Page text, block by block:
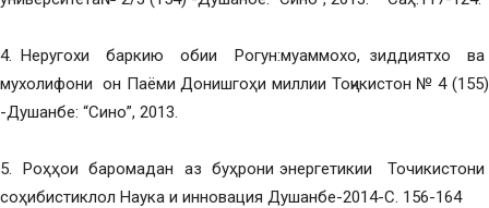
4. Неругохи баркию обии Рогун:муаммохо, зиддиятхо ва
мухолифони он Паёми Донишгоҳи миллии Тоҷикистон № 4 (155)
-Душанбе: “Сино”, 2013.
5. Роҳҳои баромадан аз буҳрони энергетикии Точикистони
соҳибистиклол Наука и инновация Душанбе-2014-С. 156-164